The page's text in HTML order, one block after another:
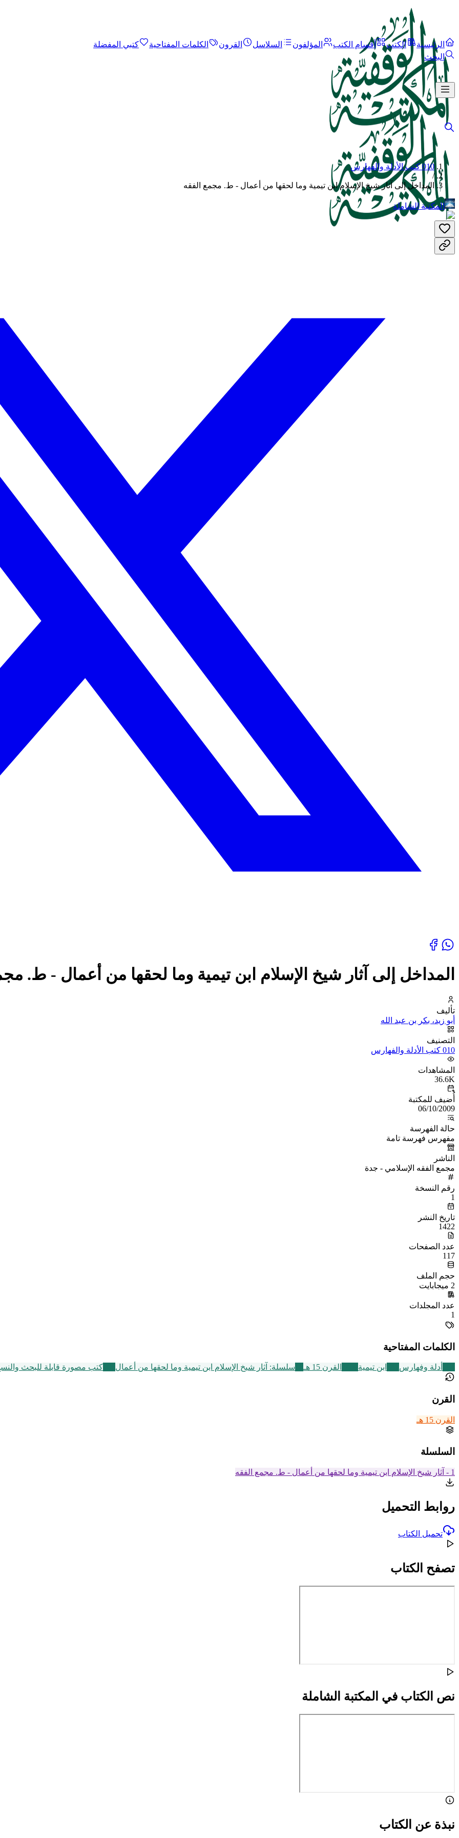
الرئيسية الكتب أقسام الكتب المؤلفون السلاسل القرون الكلمات المفتاحية
كتبي المفضلة
البحث
010 كتب الأدلة والفهارس
/
المداخل إلى آثار شيخ الإسلام ابن تيمية وما لحقها من أعمال - ط. مجمع الفقه
المكتبة الشاملة
المداخل إلى آثار شيخ الإسلام ابن تيمية وما لحقها من أعمال - ط.
تأليف
أبو زيد، بكر بن عبد الله
التصنيف
010 كتب الأدلة والفهارس
المشاهدات
36.6K
أُضيف للمكتبة
06/10/2009
حالة الفهرسة
مفهرس فهرسة تامة
الناشر
مجمع الفقه الإسلامي - جدة
رقم النسخة
1
تاريخ النشر
1422
عدد الصفحات
117
حجم الملف
2 ميجابايت
عدد المجلدات
1
الكلمات المفتاحية
أدلة وفهارس ابن تيمية القرن 15 هـ سلسلة: آثار شيخ الإسلام ابن تيمية وما لحقها من أعمال كتب مصورة قابلة للبحث
القرن
القرن 15 هـ
السلسلة
1 - آثار شيخ الإسلام ابن تيمية وما لحقها من أعمال - ط. مجمع الفقه
روابط التحميل
تحميل الكتاب
تصفح الكتاب
نص الكتاب في المكتبة الشاملة
نبذة عن الكتاب